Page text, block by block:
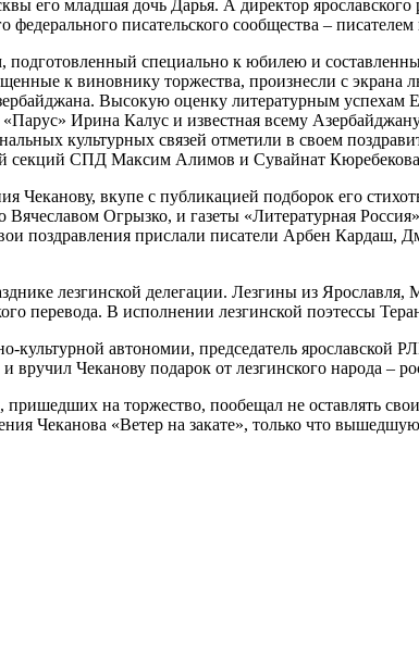
его младшая дочь Дарья. А директор
федерального писательского сообщества –
специально к юбилею и
к виновнику торжества, произнесли с
Высокую оценку литературным успехам
Ирина Калус и известная всему
культурных связей отметили в своем
секций СПД Максим Алимов и Сувайнат
вкупе с публикацией подборок его
Вячеславом Огрызко, и газеты «Литературная
поздравления прислали писатели Арбен
лезгинской делегации. Лезгины из
перевода. В исполнении лезгинской поэтессы
культурной автономии, председатель
Чеканову подарок от лезгинского народа –
на торжество, пообещал не оставлять
Чеканова «Ветер на закате», только что